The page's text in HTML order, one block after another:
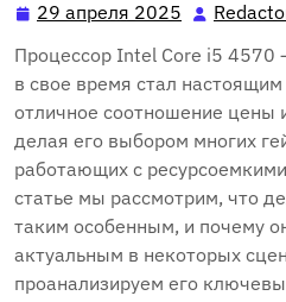
29 апреля 2025 29
апреля
Процессор Intel Core i5 4570
в свое время стал
отличное соотношение цены
делая его выбором многих
работающих с
статье мы рассмотрим, что
таким особенным, и почему
актуальным в некоторых
проанализируем его